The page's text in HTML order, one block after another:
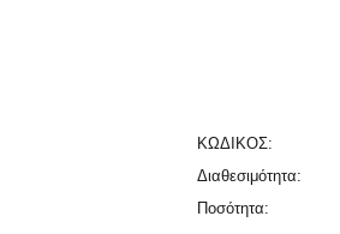
ΚΩΔΙΚΟΣ:
Διαθεσιμότητα:
Ποσότητα: